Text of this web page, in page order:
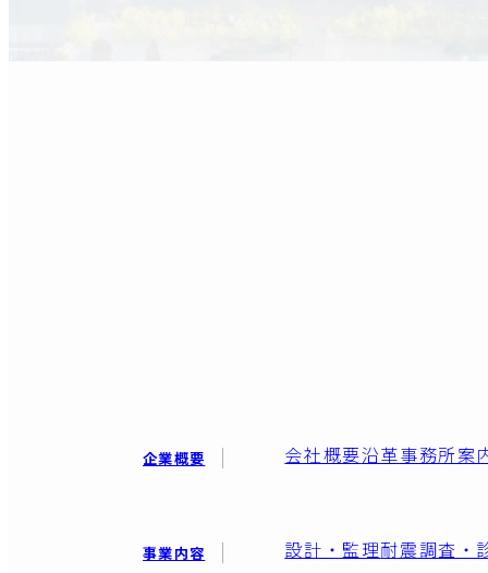
企業概要 会社概要沿革事務所案
事業内容 設計・監理耐震調査・